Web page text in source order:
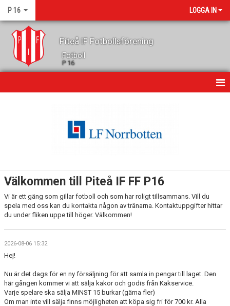
P 16 LOGGA IN
Piteå IF Fotbollsförening
Fotboll
P 16
KALENDER
TRUPPEN
MEDLEMSSKAP
GÄSTBOK
Välkommen till Piteå IF FF P16
Vi är ett gäng som gillar fotboll och som har roligt tillsammans. Vill du
spela med oss kan du kontakta någon av tränarna. Kontaktuppgifter hittar
du under fliken uppe till höger. Välkommen!
2026-08-06 15:32
Hej!
Nu är det dags för en ny försäljning för att samla in pengar till laget. Den
här gången kommer vi att sälja kakor och godis från Kakservice.
Varje spelare ska sälja MINST 15 burkar (gärna fler)
Om man inte vill sälja finns möjligheten att köpa sig fri för 700 kr. Alla